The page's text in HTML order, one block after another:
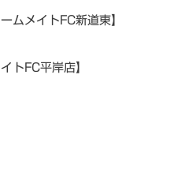
ムメイトFC新道東】
トFC平岸店】